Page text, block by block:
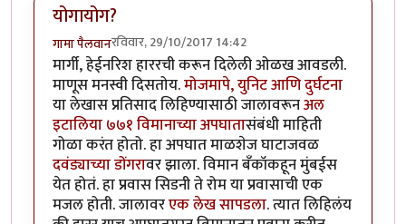
योगायोग?
गामा पैलवानरविवार, 29/10/2017 14:42
मार्गी, हेईनरिश हाररची करून दिलेली ओळख आवडली.
माणूस मनस्वी दिसतोय.मोजमापे, युनिट आणि दुर्घटना
या लेखास प्रतिसाद लिहिण्यासाठी जालावरूनअल
इटालिया ७७१ विमानाच्या अपघातासंबंधी माहिती
गोळा करंत होतो. हा अपघात माळशेज घाटाजवळ
दवंड्याच्या डोंगरावर झाला. विमान बँकॉकहून मुंबईस
येत होतं. हा प्रवास सिडनी ते रोम या प्रवासाची एक
मजल होती. जालावरएक लेख सापडला. त्यात लिहिलंय